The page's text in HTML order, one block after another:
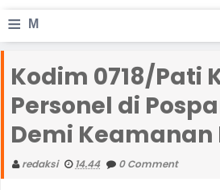
≡ M
n
u
Kodim 0718/Pati
Personel di
Demi Keamanan
redaksi 14.44 0 Comment